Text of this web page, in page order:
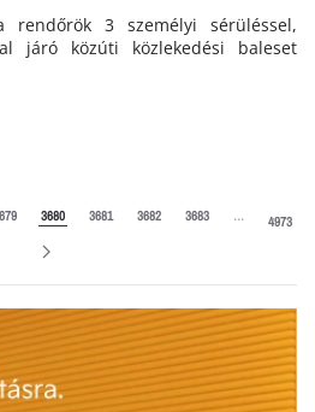
3 személyi sérüléssel,
járó közúti közlekedési baleset
3680 3681 3682 3683 … 4973